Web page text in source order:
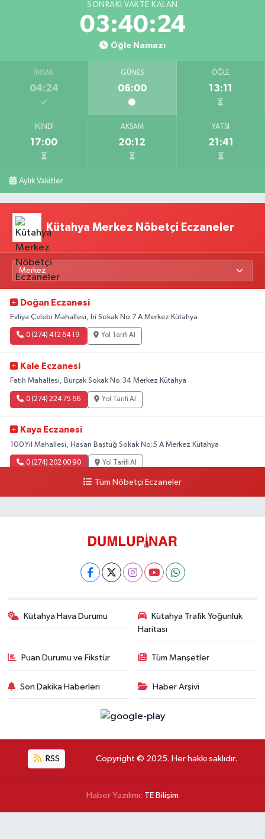
SONRAKI VAKTE KALAN
03:40:23
Öğle Namazı
İMSAK
04:24
GÜNEŞ
06:00
ÖĞLE
13:11
İKINDI
17:00
AKŞAM
20:12
YATSI
21:41
Aylık Vakitler
Kütahya Merkez Nöbetçi Eczaneler
Doğan Eczanesi
Evliya Çelebi Mahallesi, İri Sokak No:7 A Merkez Kütahya
0 (274) 412 64 19 Yol Tarifi Al
Kale Eczanesi
Fatih Mahallesi, Burçak Sokak No:34 Merkez Kütahya
0 (274) 224 75 66 Yol Tarifi Al
Kaya Eczanesi
100.Yıl Mahallesi, Hasan Baştuğ Sokak No:5 A Merkez Kütahya
0 (274) 202 00 90 Yol Tarifi Al
Tüm Nöbetçi Eczaneler
Kütahya Hava Durumu
Kütahya Trafik Yoğunluk
Haritası
Puan Durumu ve Fikstür Tüm Manşetler
Son Dakika Haberleri Haber Arşivi
RSS Copyright © 2025. Her hakkı saklıdır.
Haber Yazılımı: TE Bilişim